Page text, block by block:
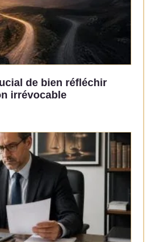
de bien réfléchir
irrévocable